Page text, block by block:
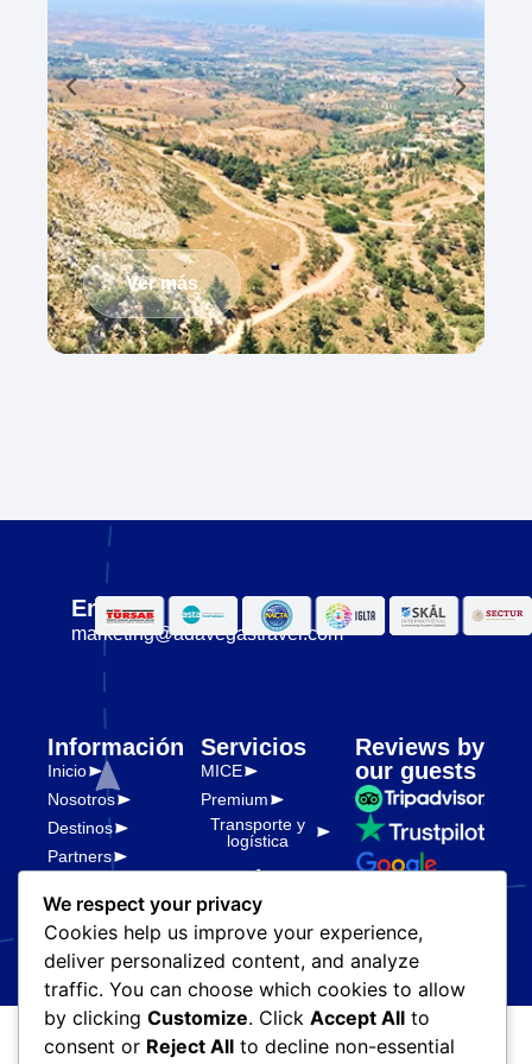
Ver más
Email
marketing@adavegastravel.com
Información
Inicio
Nosotros
Destinos
Partners
Servicios
MICE
Premium
Transporte y
logística
Legal
Políticas de
Reviews by
our guests
© Ada Vegas Travel. Todos
We respect your privacy
Cookies help us improve your experience,
deliver personalized content, and analyze
traffic. You can choose which cookies to allow
by clicking Customize. Click Accept All to
consent or Reject All to decline non-essential